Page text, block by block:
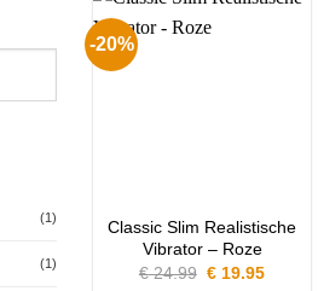
(1)
(1)
-20%
Classic Slim Realistische
Vibrator – Roze
€24.99 Oorspronkelijke
€ 19.95Huidige